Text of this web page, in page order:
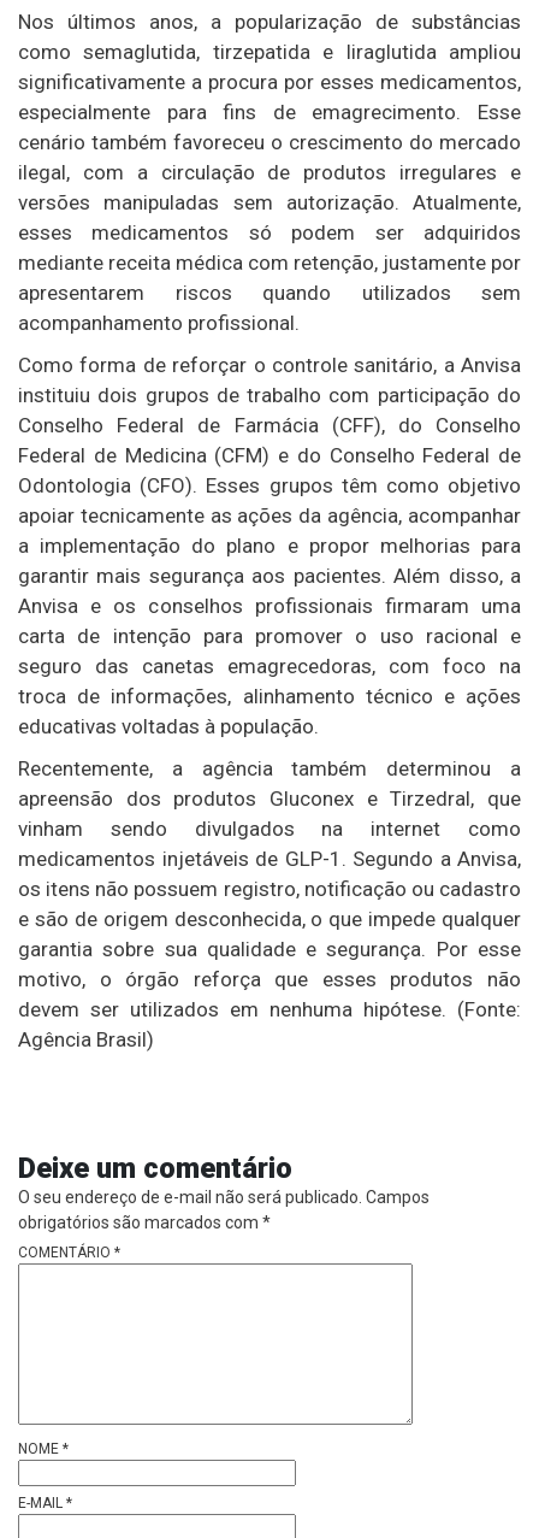
Nos últimos anos, a popularização de substâncias
como semaglutida, tirzepatida e liraglutida ampliou
significativamente a procura por esses medicamentos,
especialmente para fins de emagrecimento. Esse
cenário também favoreceu o crescimento do mercado
ilegal, com a circulação de produtos irregulares e
versões manipuladas sem autorização. Atualmente,
esses medicamentos só podem ser adquiridos
mediante receita médica com retenção, justamente por
apresentarem riscos quando utilizados sem
acompanhamento profissional.
Como forma de reforçar o controle sanitário, a Anvisa
instituiu dois grupos de trabalho com participação do
Conselho Federal de Farmácia(CFF), do Conselho
Federal de Medicina(CFM) e do Conselho Federal de
Odontologia (CFO). Esses grupos têm como objetivo
apoiar tecnicamente as ações da agência, acompanhar
a implementação do plano e propor melhorias para
garantir mais segurança aos pacientes. Além disso, a
Anvisa e os conselhos profissionais firmaram uma
carta de intenção para promover o uso racional e
seguro das canetas emagrecedoras, com foco na
troca de informações, alinhamento técnico e ações
educativas voltadas à população.
Recentemente, a agência também determinou a
apreensão dos produtos Gluconex e Tirzedral, que
vinham sendo divulgados na internet como
medicamentos injetáveis de GLP-1. Segundo a Anvisa,
os itens não possuem registro, notificação ou cadastro
e são de origem desconhecida, o que impede qualquer
garantia sobre sua qualidade e segurança. Por esse
motivo, o órgão reforça que esses produtos não
devem ser utilizados em nenhuma hipótese. (Fonte:
Agência Brasil)
Deixe um comentário
O seu endereço de e-mail não será publicado. Campos
obrigatórios são marcados com *
COMENTÁRIO *
NOME *
E-MAIL *